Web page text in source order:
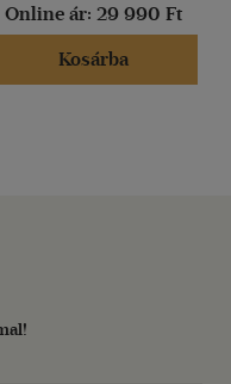
Online ár: 29 990 Ft
Kosárba